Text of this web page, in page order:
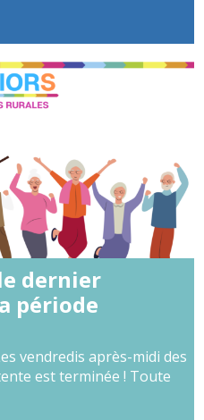
dernier
période
vendredis après-midi des
est terminée ! Toute